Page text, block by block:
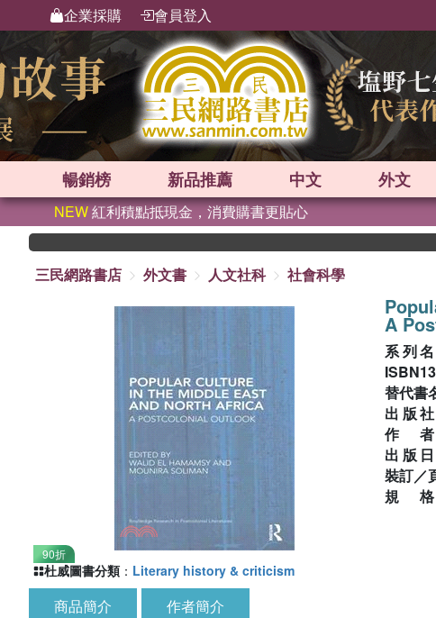
企業採購 會員登入
暢銷榜 新品推薦 中文 外文
NEW紅利積點抵現金，消費購書更貼心
三民網路書店
外文書 人文社科 社會科學
90折
A
系列名
ISBN13
替代書
出版社
作者
出版日
裝訂／
規格
杜威圖書分類 ： Literary history & criticism
商品簡介 作者簡介